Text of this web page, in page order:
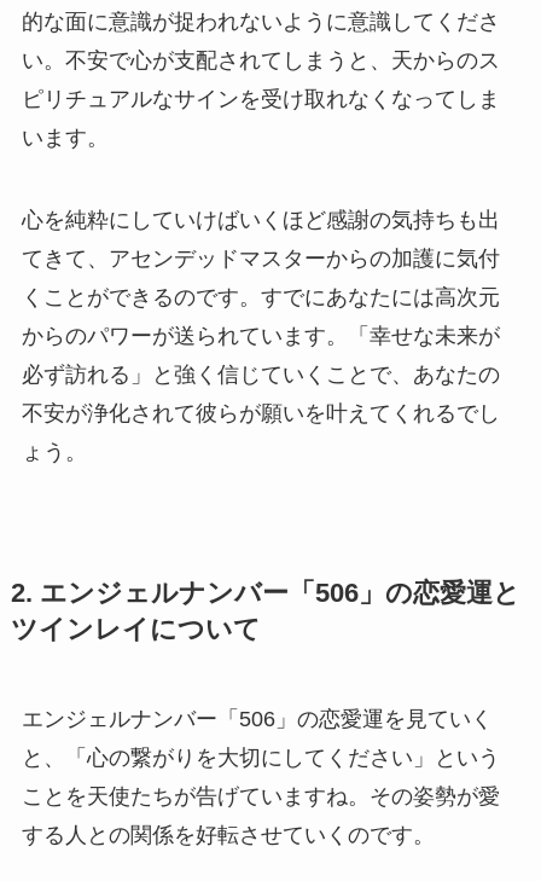
的な面に意識が捉われないように意識してくださ
い。不安で心が支配されてしまうと、天からのス
ピリチュアルなサインを受け取れなくなってしま
います。
心を純粋にしていけばいくほど感謝の気持ちも出
てきて、アセンデッドマスターからの加護に気付
くことができるのです。すでにあなたには高次元
からのパワーが送られています。「幸せな未来が
必ず訪れる」と強く信じていくことで、あなたの
不安が浄化されて彼らが願いを叶えてくれるでし
ょう。
2. エンジェルナンバー「506」の恋愛運と
ツインレイについて
エンジェルナンバー「506」の恋愛運を見ていく
と、「心の繋がりを大切にしてください」という
ことを天使たちが告げていますね。その姿勢が愛
する人との関係を好転させていくのです。